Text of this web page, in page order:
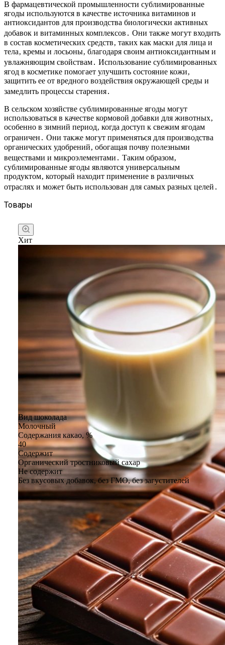
В фармацевтической промышленности сублимированные
ягоды используются в качестве источника витаминов и
антиоксидантов для производства биологически активных
добавок и витаминных комплексов․ Они также могут входить
в состав косметических средств‚ таких как маски для лица и
тела‚ кремы и лосьоны‚ благодаря своим антиоксидантным и
увлажняющим свойствам․ Использование сублимированных
ягод в косметике помогает улучшить состояние кожи‚
защитить ее от вредного воздействия окружающей среды и
замедлить процессы старения․
В сельском хозяйстве сублимированные ягоды могут
использоваться в качестве кормовой добавки для животных‚
особенно в зимний период‚ когда доступ к свежим ягодам
ограничен․ Они также могут применяться для производства
органических удобрений‚ обогащая почву полезными
веществами и микроэлементами․ Таким образом‚
сублимированные ягоды являются универсальным
продуктом‚ который находит применение в различных
отраслях и может быть использован для самых разных целей․
Товары
Вид шоколада
Молочный
Содержания какао, %
40
Содержит
Органический тростниковый сахар
Не содержит
Без вкусовых добавок, без ГМО, без загустителей
Хит